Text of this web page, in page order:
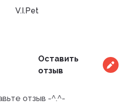
V.I.Pet
Оставить
отзыв
отзыв -^.^-